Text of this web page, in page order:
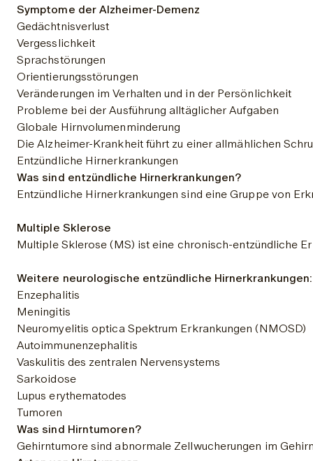
Symptome der Alzheimer-Demenz
Gedächtnisverlust
Vergesslichkeit
Sprachstörungen
Orientierungsstörungen
Veränderungen im Verhalten und in der Persönlichkeit
Probleme bei der Ausführung alltäglicher Aufgaben
Globale Hirnvolumenminderung
Die Alzheimer-Krankheit führt zu einer allmählichen
Entzündliche Hirnerkrankungen
Was sind entzündliche Hirnerkrankungen?
Multiple Sklerose
Weitere neurologische entzündliche Hirnerkrankungen:
Enzephalitis
Meningitis
Neuromyelitis optica Spektrum Erkrankungen (NMOSD)
Autoimmunenzephalitis
Vaskulitis des zentralen Nervensystems
Sarkoidose
Lupus erythematodes
Tumoren
Was sind Hirntumoren?
Gehirntumore sind abnormale Zellwucherungen im